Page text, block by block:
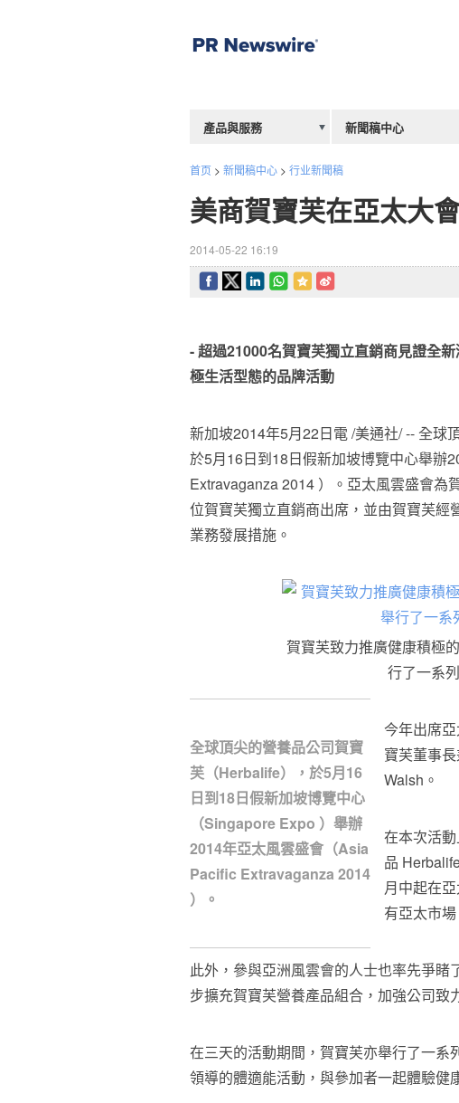
首页> 新聞稿中心> 行业新聞稿
美商賀寶芙在亞太大
2014-05-22 16:19
- 超過21000名賀寶芙獨立直銷商見證全新
極生活型態的品牌活動
新加坡2014年5月22日電 /美通社/ -- 全球
於5月16日到18日假新加坡博覽中心舉辦
Extravaganza 2014 ）。亞太風雲盛會為
位賀寶芙獨立直銷商出席，並由賀寶芙
業務發展措施。
賀寶芙致力推廣健康積極
行了一系
全球頂尖的營養品公司賀寶
芙（Herbalife），於5月16
日到18日假新加坡博覽中心
（Singapore Expo ）舉辦
2014年亞太風雲盛會（Asia
Pacific Extravaganza 2014
）。
今年出席
寶芙董事
Walsh。
在本次活
品
月中起在
有亞太市場
此外，參與亞洲風雲會的人士也率先爭
步擴充賀寶芙營養產品組合，加強公司致
在三天的活動期間，賀寶芙亦舉行了一
領導的體適能活動，與參加者一起體驗健
產品與服務 新聞稿中心